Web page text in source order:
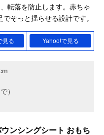
、転落を防止します。赤ちゃ
そっと揺らせる設計です。
見る Yahoo!で見る
）
ンシングシート おもち